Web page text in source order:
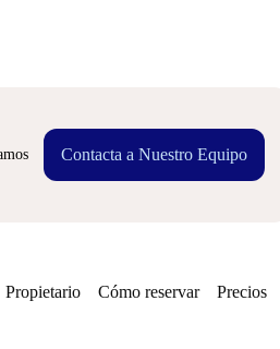
Contacta a Nuestro Equipo
Propietario Cómo reservar Precios